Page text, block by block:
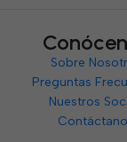
Sobre
Preguntas
Nuestros